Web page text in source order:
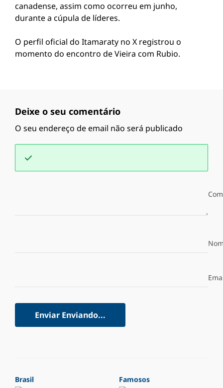
canadense, assim como ocorreu em junho,
durante a cúpula de líderes.
O perfil oficial do Itamaraty no X registrou o
momento do encontro de Vieira com Rubio.
Deixe o seu comentário
O seu endereço de email não será publicado
Enviar Enviando...
Brasil Famosos